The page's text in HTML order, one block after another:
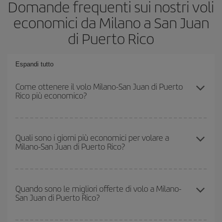
Domande frequenti sui nostri voli
economici da Milano a San Juan
di Puerto Rico
Espandi tutto
Come ottenere il volo Milano-San Juan di Puerto
Rico più economico?
Rico-dest e ottenere il volo più economico se eviti l'alta stagione,
acquisti in anticipo e hai una certa flessibilità rispetto alle date e
Quali sono i giorni più economici per volare a
Milano-San Juan di Puerto Rico?
consultare il nostro
motore di ricerca di voli economici
da dove stai volando, dove vuoi andare e in quali date hai in
Quando sono le migliori offerte di volo a Milano-
San Juan di Puerto Rico?